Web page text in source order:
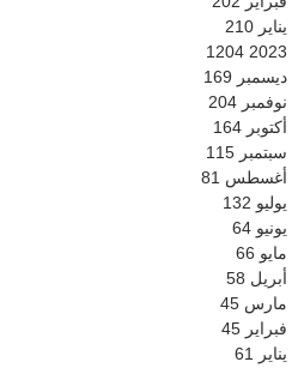
يناير 210
2023
1204
ديسمبر 169
نوفمبر 204
أكتوبر 164
سبتمبر 115
أغسطس 81
يوليو 132
يونيو 64
مايو 66
أبريل 58
مارس 45
فبراير 45
يناير 61